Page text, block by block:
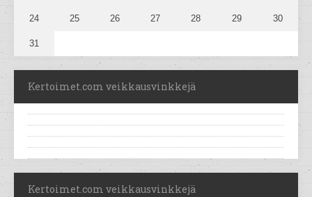
24 25 26 27 28 29 30
31
Kertoimet.com veikkausvinkkejä
Kertoimet.com veikkausvinkkejä